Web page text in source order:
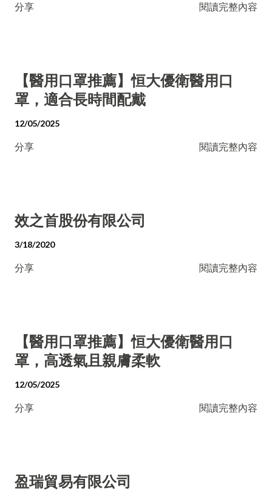
分享 閱讀完整內容
【醫用口罩推薦】恒大優衛醫用口
罩，適合長時間配戴
12/05/2025
分享 閱讀完整內容
效之首股份有限公司
3/18/2020
分享 閱讀完整內容
【醫用口罩推薦】恒大優衛醫用口
罩，高透氣且親膚柔軟
12/05/2025
分享 閱讀完整內容
盈瑞貿易有限公司